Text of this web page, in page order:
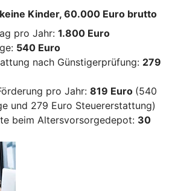
Kinder, 60.000 Euro brutto
pro Jahr: 1.800 Euro
540 Euro
nach Günstigerprüfung: 279
pro Jahr: 819 Euro (540
und 279 Euro Steuererstattung)
beim Altersvorsorgedepot: 30